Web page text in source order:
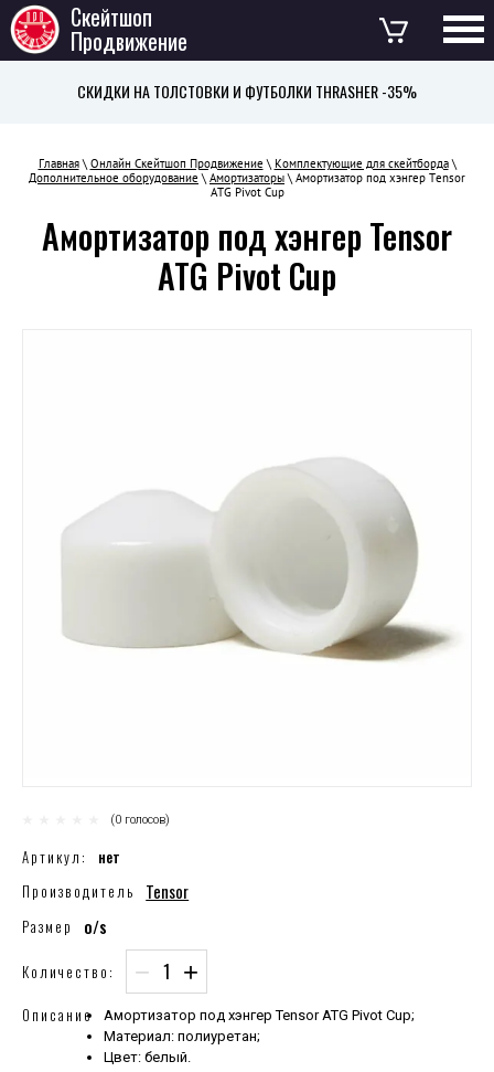
Скейтшоп
Продвижение
СКИДКИ НА ТОЛСТОВКИ И ФУТБОЛКИ THRASHER -35%
Главная\ Онлайн Скейтшоп Продвижение \ Комплектующие для скейтборда\
Дополнительное оборудование \ Амортизаторы\ Амортизатор под хэнгер Tensor
ATG Pivot Cup
Амортизатор под хэнгер Tensor
ATG Pivot Cup
(0 голосов)
Артикул:
нет
Производитель
Tensor
Размер o/s
Количество: − +
Описание
Амортизатор под хэнгер Tensor ATG Pivot Cup;
Материал: полиуретан;
Цвет: белый.